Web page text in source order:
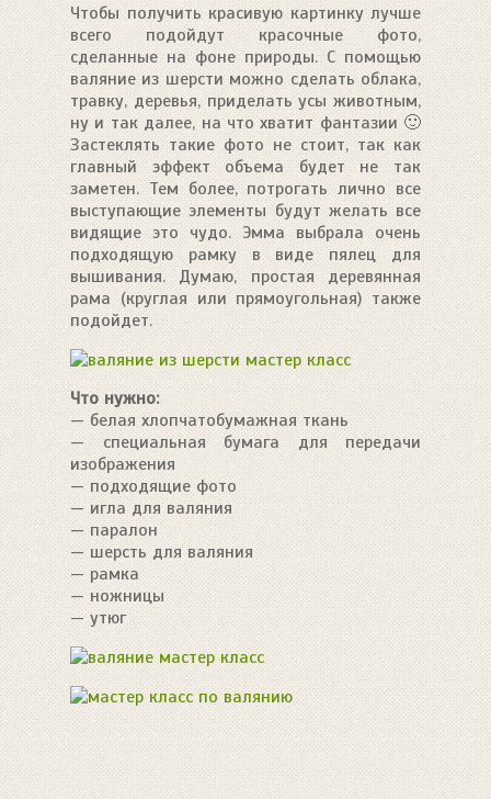
Чтобы получить красивую картинку лучше
всего подойдут красочные фото,
сделанные на фоне природы. С помощью
валяние из шерсти можно сделать облака,
травку, деревья, приделать усы животным,
ну и так далее, на что хватит фантазии 🙂
Застеклять такие фото не стоит, так как
главный эффект объема будет не так
заметен. Тем более, потрогать лично все
выступающие элементы будут желать все
видящие это чудо. Эмма выбрала очень
подходящую рамку в виде пялец для
вышивания. Думаю, простая деревянная
рама (круглая или прямоугольная) также
подойдет.
Что нужно:
— белая хлопчатобумажная ткань
— специальная бумага для передачи
изображения
— подходящие фото
— игла для валяния
— паралон
— шерсть для валяния
— рамка
— ножницы
— утюг